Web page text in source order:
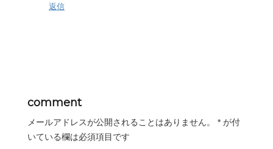
返信
comment
メールアドレスが公開されることはありません。 * が付
いている欄は必須項目です